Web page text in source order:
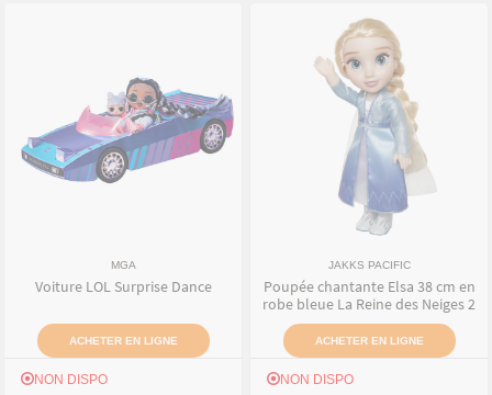
MGA
Voiture LOL Surprise Dance
ACHETER EN LIGNE
NON DISPO
JAKKS PACIFIC
Poupée chantante Elsa 38 cm en
robe bleue La Reine des Neiges 2
ACHETER EN LIGNE
NON DISPO